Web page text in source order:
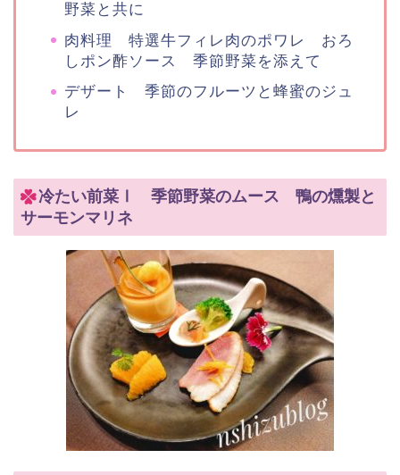
野菜と共に
肉料理 特選牛フィレ肉のポワレ おろ
しポン酢ソース 季節野菜を添えて
デザート 季節のフルーツと蜂蜜のジュ
レ
冷たい前菜Ⅰ 季節野菜のムース 鴨の燻製と
サーモンマリネ